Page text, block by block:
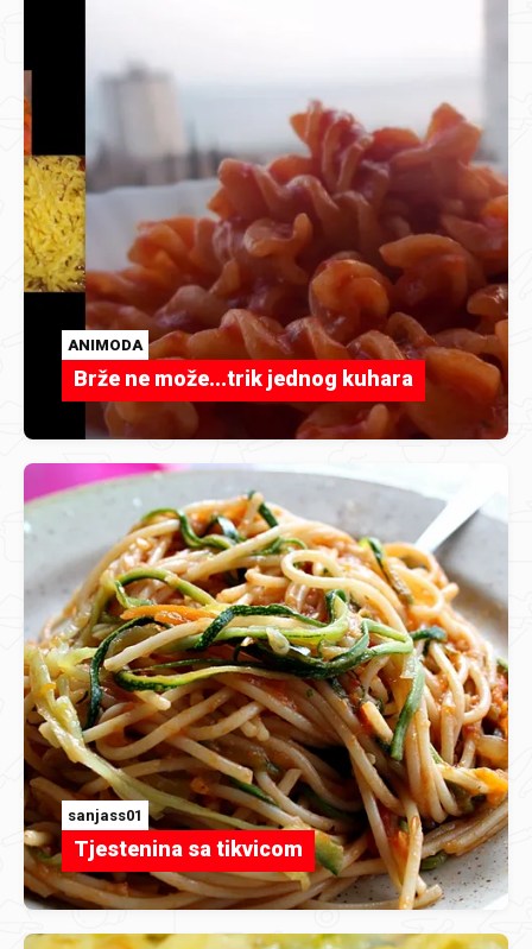
ANIMODA
Brže ne može...trik jednog kuhara
sanjass01
Tjestenina sa tikvicom